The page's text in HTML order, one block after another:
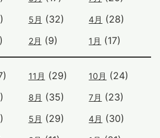
5月 (32) 4月 (28)
2月 (9) 1月 (17)
11月 (29) 10月 (24)
8月 (35) 7月 (23)
5月 (29) 4月 (30)